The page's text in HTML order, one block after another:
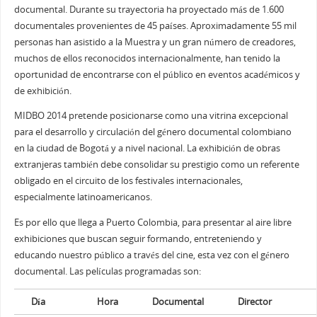
documental. Durante su trayectoria ha proyectado más de 1.600
documentales provenientes de 45 países. Aproximadamente 55 mil
personas han asistido a la Muestra y un gran número de creadores,
muchos de ellos reconocidos internacionalmente, han tenido la
oportunidad de encontrarse con el público en eventos académicos y
de exhibición.
MIDBO 2014 pretende posicionarse como una vitrina excepcional
para el desarrollo y circulación del género documental colombiano
en la ciudad de Bogotá y a nivel nacional. La exhibición de obras
extranjeras también debe consolidar su prestigio como un referente
obligado en el circuito de los festivales internacionales,
especialmente latinoamericanos.
Es por ello que llega a Puerto Colombia, para presentar al aire libre
exhibiciones que buscan seguir formando, entreteniendo y
educando nuestro público a través del cine, esta vez con el género
documental. Las películas programadas son:
Día Hora Documental Director